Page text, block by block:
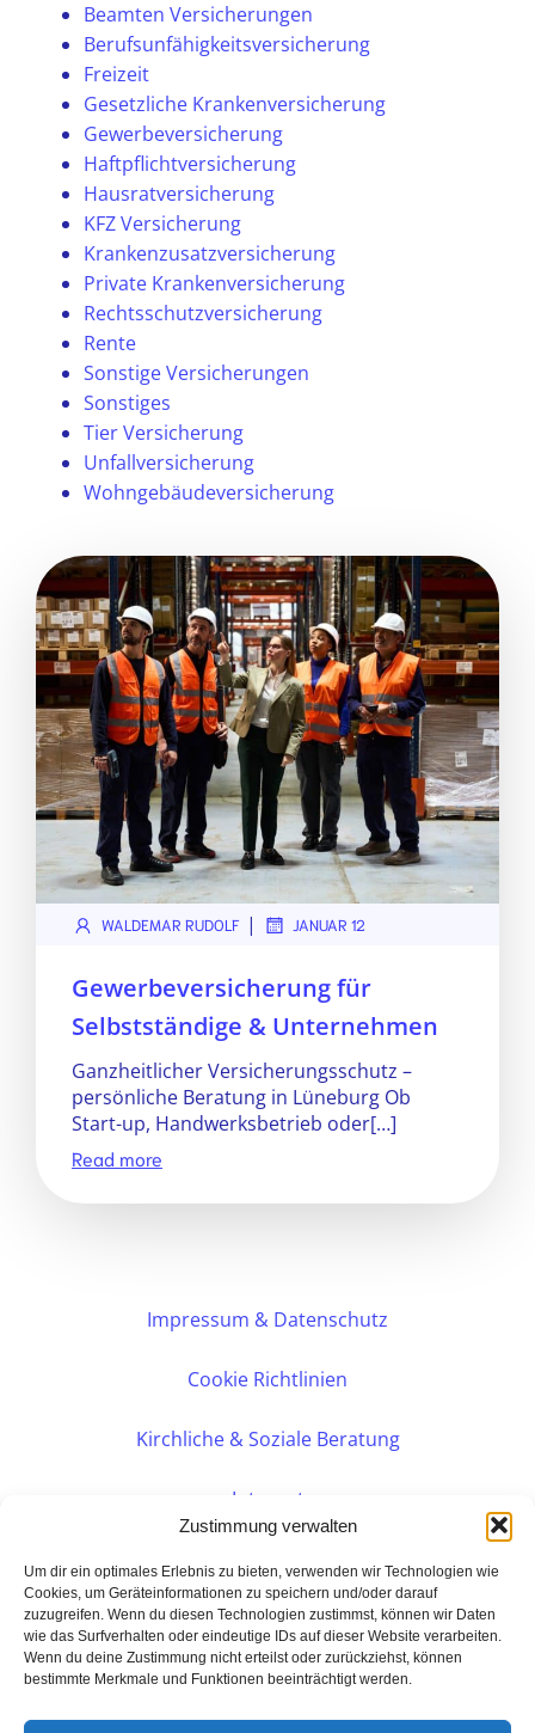
Zustimmung verwalten
Um dir ein optimales Erlebnis zu bieten, verwenden wir Technologien wie
Cookies, um Geräteinformationen zu speichern und/oder darauf
zuzugreifen. Wenn du diesen Technologien zustimmst, können wir Daten
wie das Surfverhalten oder eindeutige IDs auf dieser Website verarbeiten.
Wenn du deine Zustimmung nicht erteilst oder zurückziehst, können
bestimmte Merkmale und Funktionen beeinträchtigt werden.
Beamten Versicherungen
Berufsunfähigkeitsversicherung
Freizeit
Gesetzliche Krankenversicherung
Gewerbeversicherung
Haftpflichtversicherung
Hausratversicherung
KFZ Versicherung
Krankenzusatzversicherung
Private Krankenversicherung
Rechtsschutzversicherung
Rente
Sonstige Versicherungen
Sonstiges
Tier Versicherung
Unfallversicherung
Wohngebäudeversicherung
WALDEMAR RUDOLF | JANUAR 12
Gewerbeversicherung für
Selbstständige & Unternehmen
Ganzheitlicher Versicherungsschutz –
persönliche Beratung in Lüneburg Ob
Start-up, Handwerksbetrieb oder[…]
Read more
Impressum & Datenschutz
Cookie Richtlinien
Kirchliche & Soziale Beratung
Intranet
PERSÖNLICHE BERATUNG
BarmeniaGothaer Agentur Rudolf